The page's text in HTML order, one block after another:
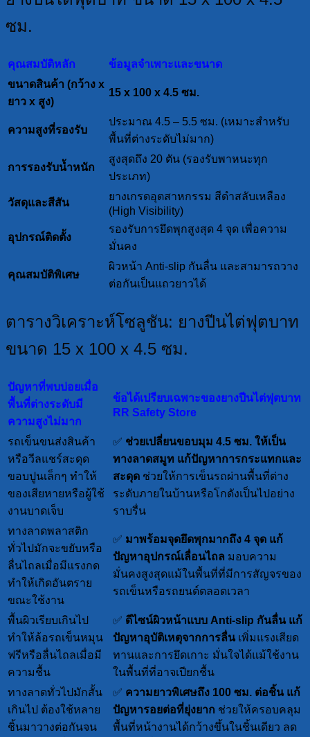
ซม.
คุณสมบัติหลัก
ข้อมูลจำเพาะและขนาด
ขนาดสินค้า (กว้าง x
ยาว x สูง)
15 x 100 x 4.5 ซม.
ความสูงที่รองรับ
ประมาณ 4.5 – 5.5 ซม. (เหมาะสำหรับ
พื้นที่ต่างระดับไม่มาก)
การรองรับน้ำหนัก
สูงสุดถึง 20 ตัน (รองรับพาหนะทุก
ประเภท)
วัสดุและสีสัน
ยางเกรดอุตสาหกรรม สีดำสลับเหลือง
(High Visibility)
อุปกรณ์ติดตั้ง
รองรับการยึดพุกสูงสุด 4 จุด เพื่อความ
มั่นคง
คุณสมบัติพิเศษ
ผิวหน้า Anti-slip กันลื่น และสามารถวาง
ต่อกันเป็นแถวยาวได้
ตารางวิเคราะห์โซลูชัน: ยางปีนไต่ฟุตบาท
ขนาด 15 x 100 x 4.5 ซม.
ปัญหาที่พบบ่อยเมื่อ
พื้นที่ต่างระดับมี
ความสูงไม่มาก
ข้อได้เปรียบเฉพาะของยางปีนไต่ฟุตบาท
RR Safety Store
รถเข็นขนส่งสินค้า
หรือวีลแชร์สะดุด
ขอบปูนเล็กๆ ทำให้
ของเสียหายหรือผู้ใช้
งานบาดเจ็บ
✅ ช่วยเปลี่ยนขอบมุม 4.5 ซม. ให้เป็น
ทางลาดสมูท แก้ปัญหาการกระแทกและ
สะดุด ช่วยให้การเข็นรถผ่านพื้นที่ต่าง
ระดับภายในบ้านหรือโกดังเป็นไปอย่าง
ราบรื่น
ทางลาดพลาสติก
ทั่วไปมักจะขยับหรือ
ลื่นไถลเมื่อมีแรงกด
ทำให้เกิดอันตราย
ขณะใช้งาน
✅ มาพร้อมจุดยึดพุกมากถึง 4 จุด แก้
ปัญหาอุปกรณ์เลื่อนไถล มอบความ
มั่นคงสูงสุดแม้ในพื้นที่ที่มีการสัญจรของ
รถเข็นหรือรถยนต์ตลอดเวลา
พื้นผิวเรียบเกินไป
ทำให้ล้อรถเข็นหมุน
ฟรีหรือลื่นไถลเมื่อมี
ความชื้น
✅ ดีไซน์ผิวหน้าแบบ Anti-slip กันลื่น แก้
ปัญหาอุบัติเหตุจากการลื่นเพิ่มแรงเสียด
ทานและการยึดเกาะ มั่นใจได้แม้ใช้งาน
ในพื้นที่ที่อาจเปียกชื้น
ทางลาดทั่วไปมักสั้น
เกินไป ต้องใช้หลาย
ชิ้นมาวางต่อกันจน
✅ ความยาวพิเศษถึง 100 ซม. ต่อชิ้น แก้
ปัญหารอยต่อที่ยุ่งยาก ช่วยให้ครอบคลุม
พื้นที่หน้างานได้กว้างขึ้นในชิ้นเดียว ลด